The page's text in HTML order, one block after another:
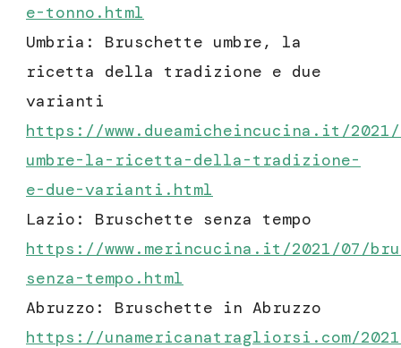
e-tonno.html
Umbria: Bruschette umbre, la
ricetta della tradizione e due
varianti
https://www.dueamicheincucina.it/
umbre-la-ricetta-della-tradizione-
e-due-varianti.html
Lazio: Bruschette senza tempo
https://www.merincucina.it/2021/07/
senza-tempo.html
Abruzzo: Bruschette in Abruzzo
https://unamericanatragliorsi.com/